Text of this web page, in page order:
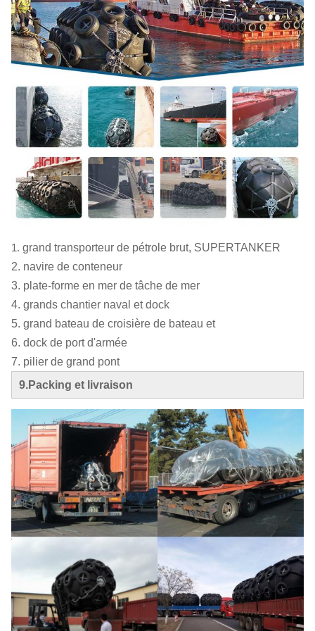
30000 0,22 609 2,5 x 4,0
20000 0,25 525 2,5 x 4,0
0,26 425
10000 0,28 329 2,0 x 4,0
5000 0,33 228 2,0 x 3,5
1. grand transporteur de pétrole brut, SUPERTANKER
2. navire de conteneur
3. plate-forme en mer de tâche de mer
4. grands chantier naval et dock
5. grand bateau de croisière de bateau et
6. dock de port d'armée
7. pilier de grand pont
9.Packing et livraison